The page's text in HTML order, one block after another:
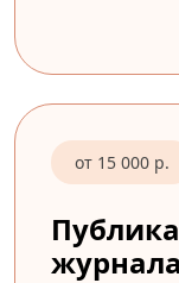
от 15 000 р.